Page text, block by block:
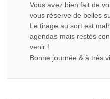
Vous avez bien fait de
vous réserve de belles
Le tirage au sort est
agendas mais restés
venir !
Bonne journée & à très